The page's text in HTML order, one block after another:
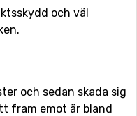
och väl
och sedan skada sig
fram emot är bland